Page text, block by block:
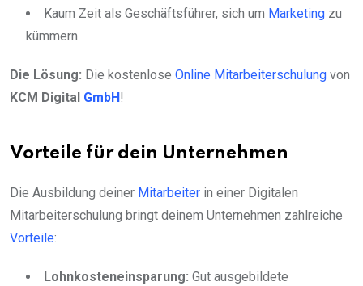
Kaum Zeit als Geschäftsführer, sich um Marketing zu
kümmern
Die Lösung: Die kostenlose Online Mitarbeiterschulung von
KCM Digital GmbH !
Vorteile für dein Unternehmen
Die Ausbildung deiner Mitarbeiter in einer Digitalen
Mitarbeiterschulung bringt deinem Unternehmen zahlreiche
Vorteile:
Lohnkosteneinsparung: Gut ausgebildete